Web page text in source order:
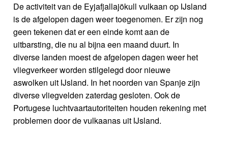
De activiteit van de Eyjafjallajökull vulkaan op IJsland
is de afgelopen dagen weer toegenomen. Er zijn nog
geen tekenen dat er een einde komt aan de
uitbarsting, die nu al bijna een maand duurt. In
diverse landen moest de afgelopen dagen weer het
vliegverkeer worden stilgelegd door nieuwe
aswolken uit IJsland. In het noorden van Spanje zijn
diverse vliegvelden zaterdag gesloten. Ook de
Portugese luchtvaartautoriteiten houden rekening met
problemen door de vulkaanas uit IJsland.